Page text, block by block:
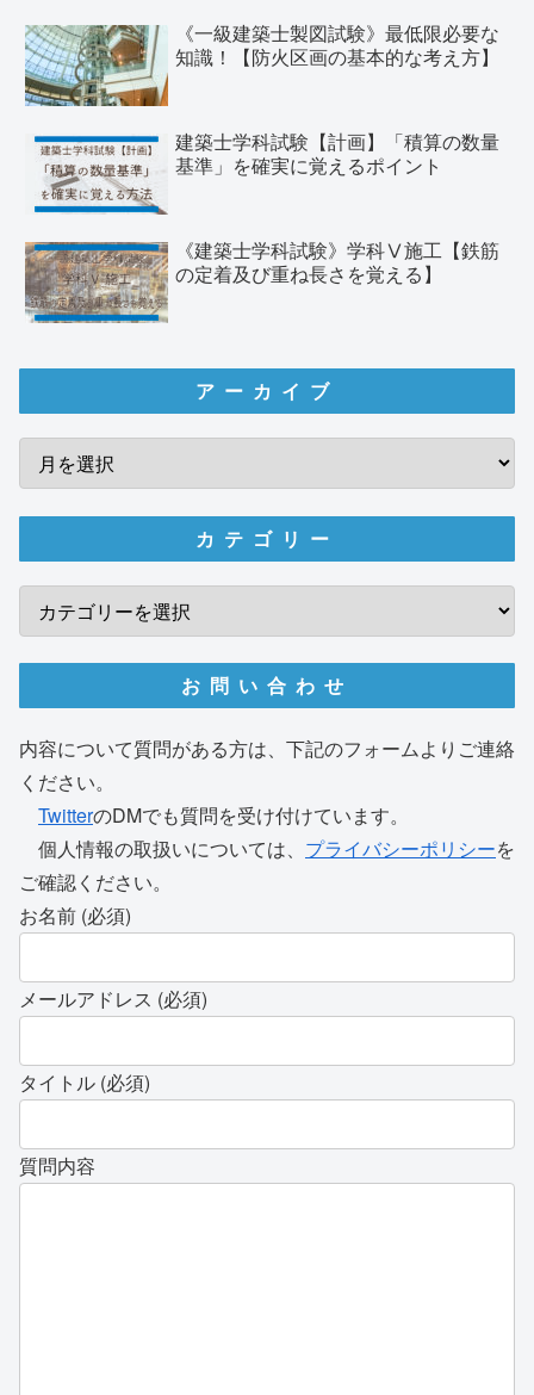
《一級建築士製図試験》最低限必要な
知識！【防火区画の基本的な考え方】
建築士学科試験【計画】「積算の数量
基準」を確実に覚えるポイント
《建築士学科試験》学科Ⅴ施工【鉄筋
の定着及び重ね長さを覚える】
アーカイブ
カテゴリー
お問い合わせ
内容について質問がある方は、下記のフォームよりご連絡
ください。
TwitterのDMでも質問を受け付けています。
個人情報の取扱いについては、 プライバシーポリシーを
ご確認ください。
お名前 (必須)
メールアドレス (必須)
タイトル (必須)
質問内容